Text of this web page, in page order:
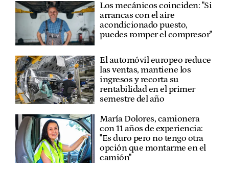
Los mecánicos coinciden: "Si
arrancas con el aire
acondicionado puesto,
puedes romper el compresor"
El automóvil europeo reduce
las ventas, mantiene los
ingresos y recorta su
rentabilidad en el primer
semestre del año
María Dolores, camionera
con 11 años de experiencia:
"Es duro pero no tengo otra
opción que montarme en el
camión"